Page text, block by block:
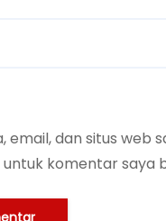
email, dan situs web
komentar saya